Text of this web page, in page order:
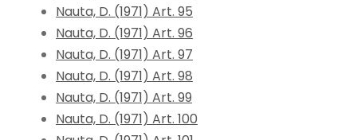
Nauta, D. (1971) Art. 95
Nauta, D. (1971) Art. 96
Nauta, D. (1971) Art. 97
Nauta, D. (1971) Art. 98
Nauta, D. (1971) Art. 99
Nauta, D. (1971) Art. 100